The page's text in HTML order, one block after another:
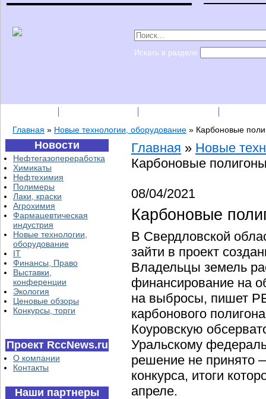
Искать в разделе
Главная » Новые технологии, оборудование » Карбоновые
Новости
Нефтегазопереработка
Химикаты
Нефтехимия
Полимеры
Лаки, краски
Агрохимия
Фармацевтическая
индустрия
Новые технологии,
оборудование
IT
Финансы, Право
Выставки,
конференции
Экология
Ценовые обзоры
Конкурсы, торги
Проект RccNews.ru
О компании
Контакты
Наши партнеры
Главная » Новые
Карбоновые
08/04/2021
Карбоновые
В Свердловской
зайти в проект
Владельцы земель
финансирование на
на выбросы, пишет
карбонового
Коуровскую
Уральскому
решение не принято
конкурса, итоги
апреле.